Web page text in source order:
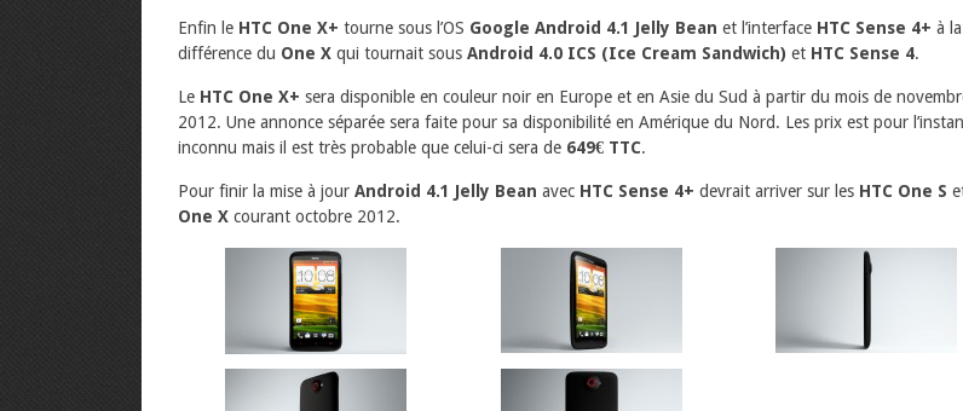
Enfin le HTC One X+ tourne sous l’OS Google Android 4.1 Jelly Bean et l’interface HTC Sense 4+ à la
différence du One X qui tournait sous Android 4.0 ICS (Ice Cream Sandwich) et HTC Sense 4.
Le HTC One X+ sera disponible en couleur noir en Europe et en Asie du Sud à partir du mois de
2012. Une annonce séparée sera faite pour sa disponibilité en Amérique du Nord. Les prix est pour
inconnu mais il est très probable que celui-ci sera de 649€ TTC.
Pour finir la mise à jour Android 4.1 Jelly Bean avec HTC Sense 4+ devrait arriver sur les HTC One S
One X courant octobre 2012.